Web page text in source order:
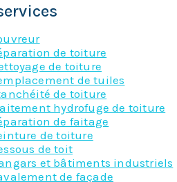
de toiture
de toiture
de tuiles
de toiture
hydrofuge de toiture
de faitage
de toiture
de toit
et bâtiments industriels
de façade